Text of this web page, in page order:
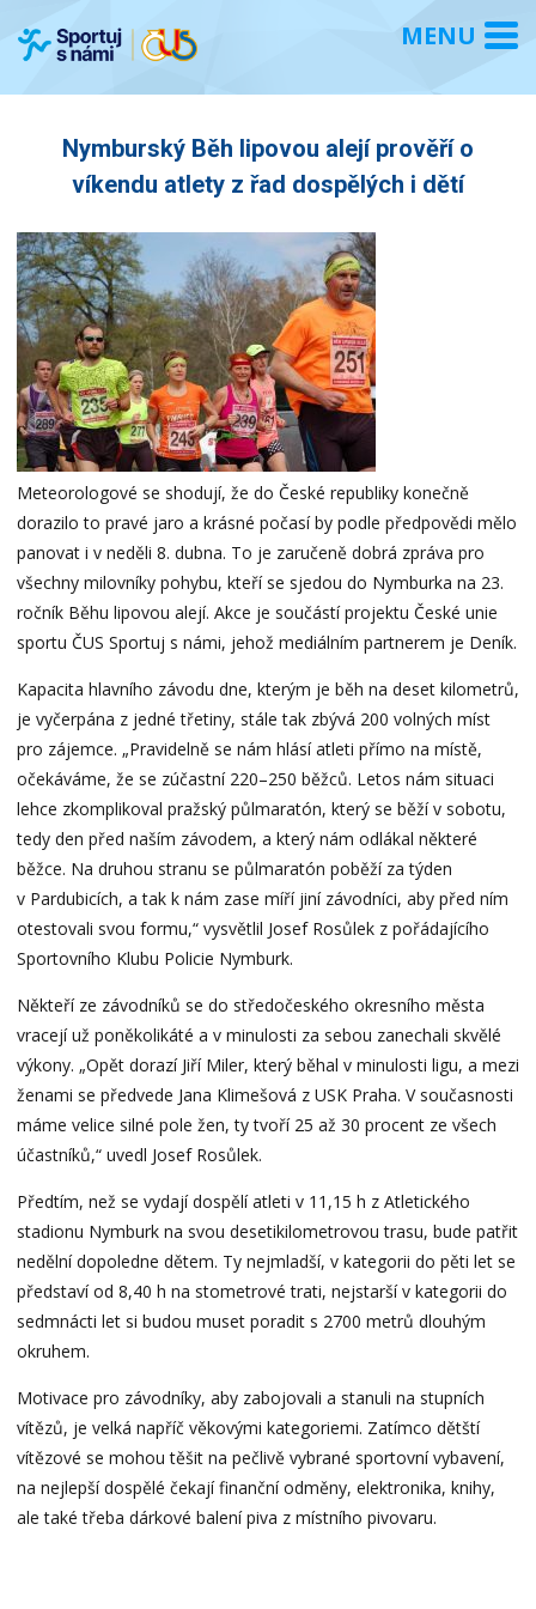
Nymburský Běh lipovou alejí prověří o
víkendu atlety z řad dospělých i dětí
Meteorologové se shodují, že do České republiky konečně
dorazilo to pravé jaro a krásné počasí by podle předpovědi mělo
panovat i v neděli 8. dubna. To je zaručeně dobrá zpráva pro
všechny milovníky pohybu, kteří se sjedou do Nymburka na 23.
ročník Běhu lipovou alejí. Akce je součástí projektu České unie
sportu ČUS Sportuj s námi, jehož mediálním partnerem je Deník.
Kapacita hlavního závodu dne, kterým je běh na deset kilometrů,
je vyčerpána z jedné třetiny, stále tak zbývá 200 volných míst
pro zájemce. „Pravidelně se nám hlásí atleti přímo na místě,
očekáváme, že se zúčastní 220–250 běžců. Letos nám situaci
lehce zkomplikoval pražský půlmaratón, který se běží v sobotu,
tedy den před naším závodem, a který nám odlákal některé
běžce. Na druhou stranu se půlmaratón poběží za týden
v Pardubicích, a tak k nám zase míří jiní závodníci, aby před ním
otestovali svou formu,“ vysvětlil Josef Rosůlek z pořádajícího
Sportovního Klubu Policie Nymburk.
Někteří ze závodníků se do středočeského okresního města
vracejí už poněkolikáté a v minulosti za sebou zanechali skvělé
výkony. „Opět dorazí Jiří Miler, který běhal v minulosti ligu, a mezi
ženami se předvede Jana Klimešová z USK Praha. V současnosti
máme velice silné pole žen, ty tvoří 25 až 30 procent ze všech
účastníků,“ uvedl Josef Rosůlek.
Předtím, než se vydají dospělí atleti v 11,15 h z Atletického
stadionu Nymburk na svou desetikilometrovou trasu, bude patřit
nedělní dopoledne dětem. Ty nejmladší, v kategorii do pěti let se
představí od 8,40 h na stometrové trati, nejstarší v kategorii do
sedmnácti let si budou muset poradit s 2700 metrů dlouhým
okruhem.
Motivace pro závodníky, aby zabojovali a stanuli na stupních
vítězů, je velká napříč věkovými kategoriemi. Zatímco dětští
vítězové se mohou těšit na pečlivě vybrané sportovní vybavení,
na nejlepší dospělé čekají finanční odměny, elektronika, knihy,
ale také třeba dárkové balení piva z místního pivovaru.